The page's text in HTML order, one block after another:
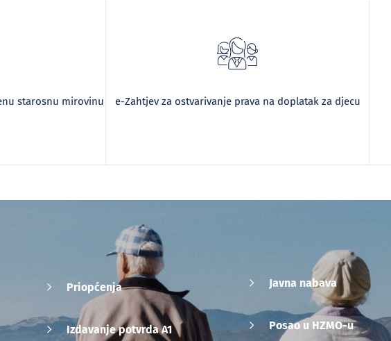
starosnu mirovinu e-Zahtjev za ostvarivanje prava na doplatak za djecu
Priopćenja
Izdavanje potvrda A1
Javna nabava
Posao u HZMO-u